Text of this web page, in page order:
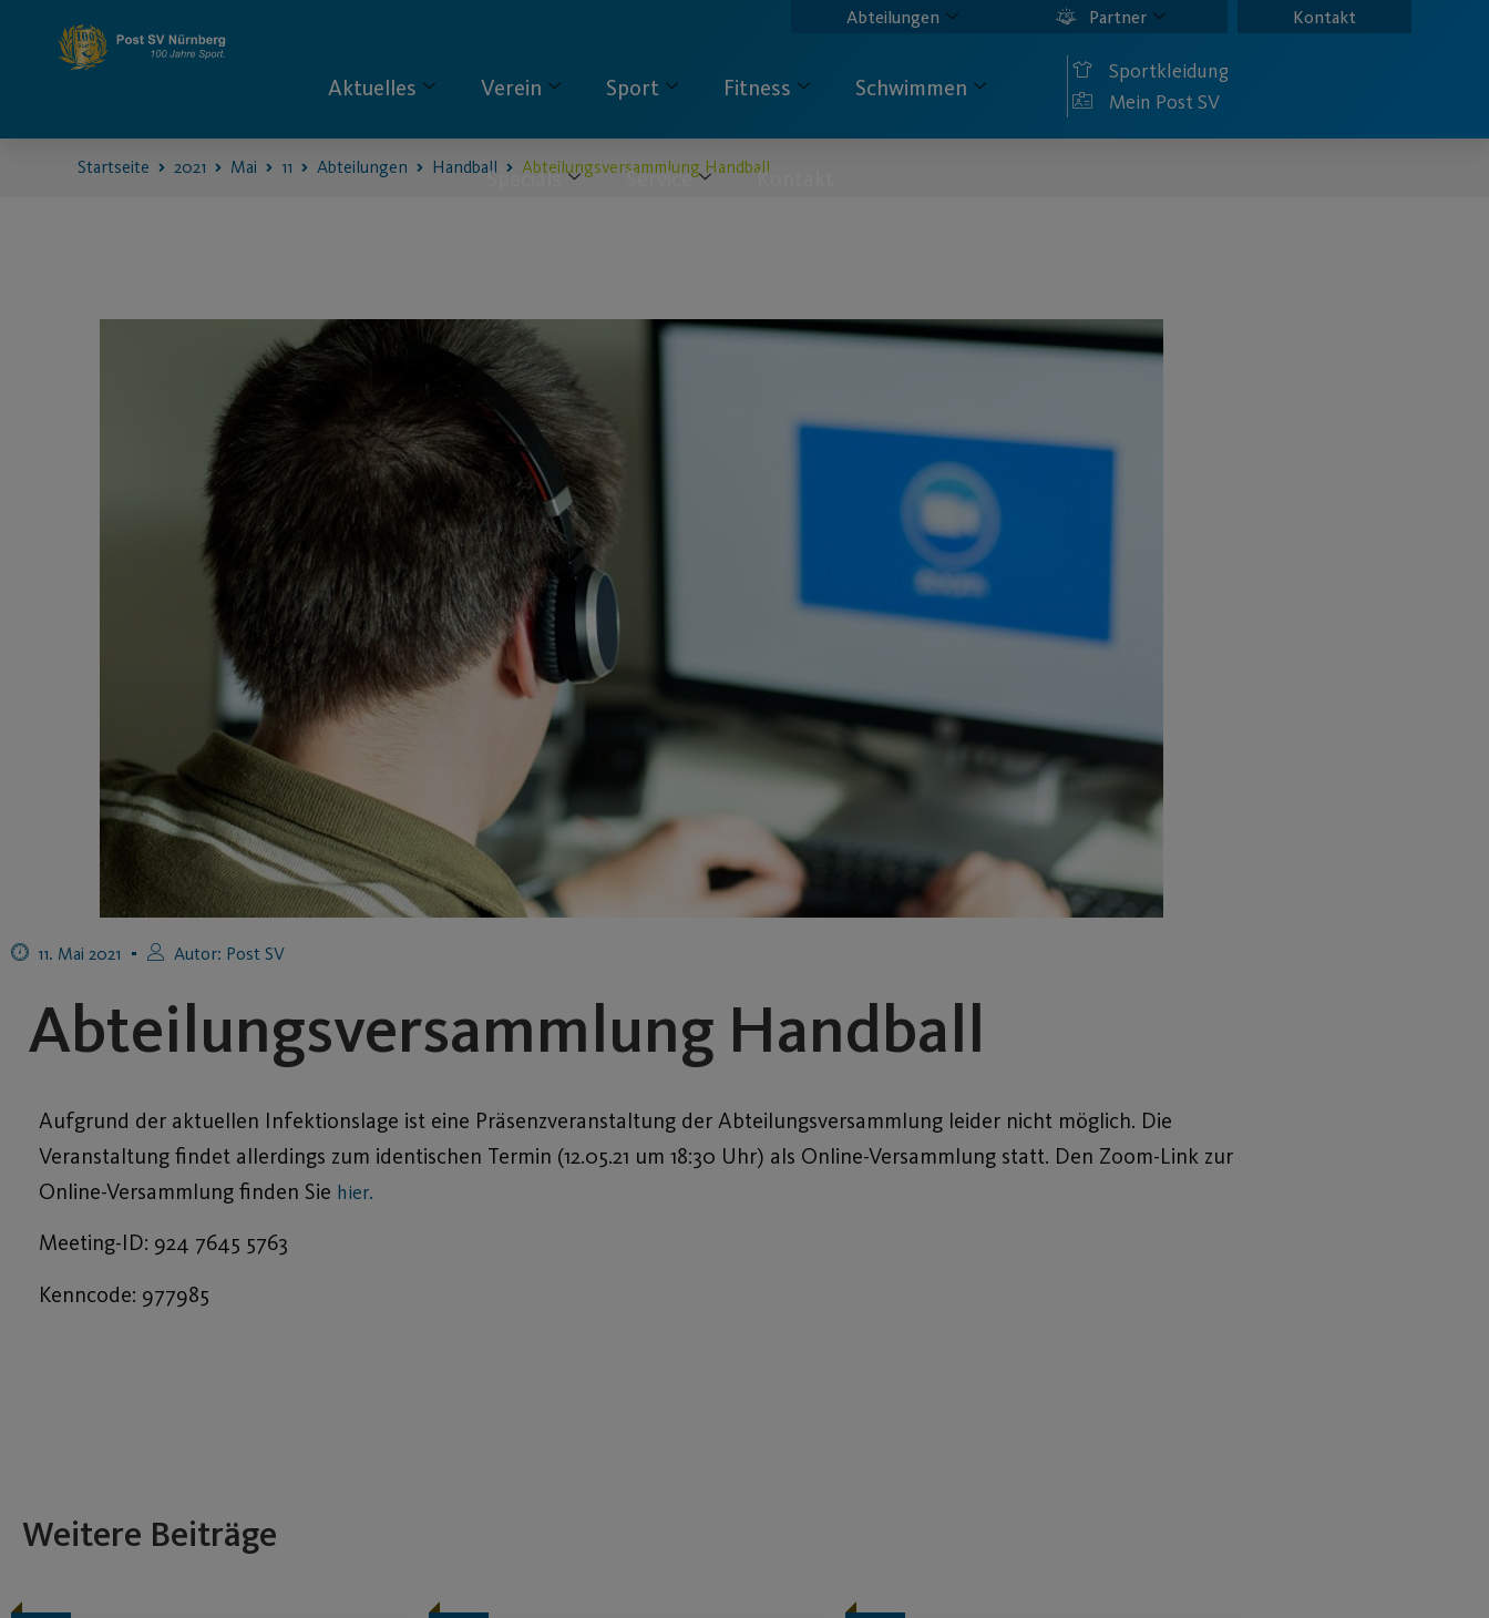
Abteilungen Partner Kontakt
Aktuelles Verein Sport Fitness Schwimmen
Specials Service Kontakt
Sportkleidung
Mein Post SV
Startseite 2021 Mai 11 Abteilungen Handball Abteilungsversammlung Handball
11. Mai 2021 Autor: Post SV
Abteilungsversammlung Handball
Aufgrund der aktuellen Infektionslage ist eine Präsenzveranstaltung der Abteilungsversammlung leider nicht möglich. Die
Veranstaltung findet allerdings zum identischen Termin (12.05.21 um 18:30 Uhr) als Online-Versammlung statt. Den Zoom-Link zur
Online-Versammlung finden Sie hier.
Meeting-ID: 924 7645 5763
Kenncode: 977985
Weitere Beiträge